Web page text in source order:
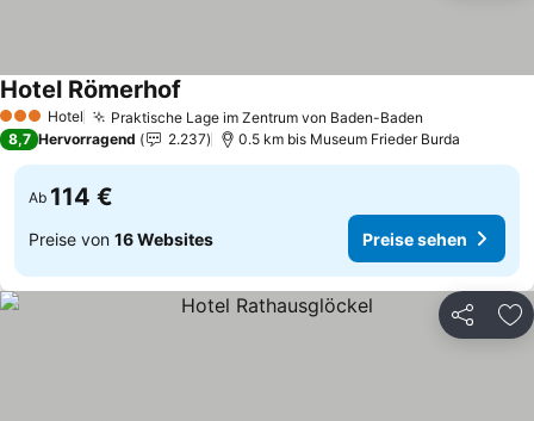
3 SterneHotel Praktische Lage im Zentrum von Baden-Baden
Hotel Römerhof
8,7 Hervorragend 2.237 0.5 km bis Museum Frieder Burda
Ab 114 €
Preise von 16 Websites Preise sehen
Teilen